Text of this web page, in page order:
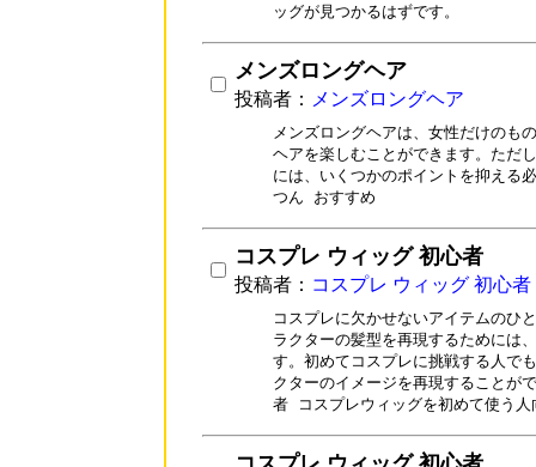
ッグが見つかるはずです。
メンズロングヘア
投稿者： メンズロングヘア
メンズロングヘアは、女性だけのも
ヘアを楽しむことができます。ただ
には、いくつかのポイントを抑える
つん おすすめ
コスプレ ウィッグ 初心者
投稿者： コスプレ ウィッグ 初心者
コスプレに欠かせないアイテムのひ
ラクターの髪型を再現するためには
す。初めてコスプレに挑戦する人で
クターのイメージを再現すること
者 コスプレウィッグを初めて使う人